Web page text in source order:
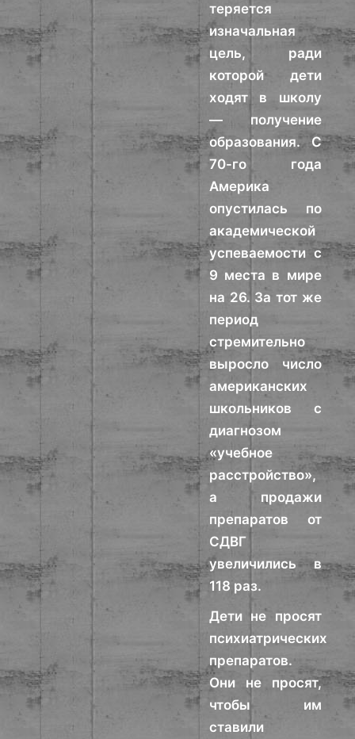
теряется
изначальная
цель, ради
которой дети
ходят в школу
— получение
образования. С
70-го года
Америка
опустилась по
академической
успеваемости с
9 места в мире
на 26. За тот же
период
стремительно
выросло число
американских
школьников с
диагнозом
«учебное
расстройство»,
а продажи
препаратов от
СДВГ
увеличились в
118 раз.
Дети не просят
психиатрических
препаратов.
Они не просят,
чтобы им
ставили